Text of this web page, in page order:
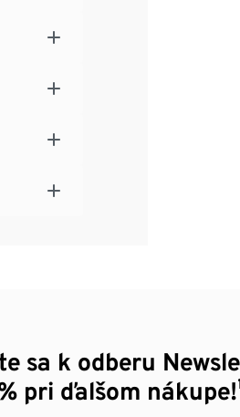
sa k odberu
pri ďalšom